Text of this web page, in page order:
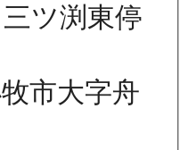
ツ渕東停
市大字舟